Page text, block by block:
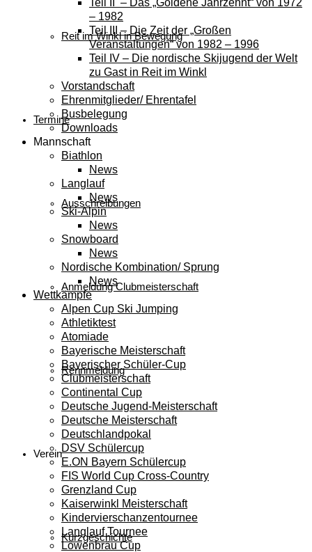
Reit im Winkl in Bewegung
Termine
Ausschreibungen
Anmeldung Clubmeisterschaft
Rennmeldung
Verein
Kurzgeschichte
Teil II – Das „Goldene Jahrzehnt“ von 1972
– 1982
Teil III – Die Zeit der „Großen
Veranstaltungen“ von 1982 – 1996
Teil IV – Die nordische Skijugend der Welt
zu Gast in Reit im Winkl
Vorstandschaft
Ehrenmitglieder/ Ehrentafel
Busbelegung
Downloads
Mannschaft
Biathlon
News
Langlauf
News
Ski-Alpin
News
Snowboard
News
Nordische Kombination/ Sprung
News
Wettkämpfe
Alpen Cup Ski Jumping
Athletiktest
Atomiade
Bayerische Meisterschaft
Bayerischer Schüler-Cup
Clubmeisterschaft
Continental Cup
Deutsche Jugend-Meisterschaft
Deutsche Meisterschaft
Deutschlandpokal
DSV Schülercup
E.ON Bayern Schülercup
FIS World Cup Cross-Country
Grenzland Cup
Kaiserwinkl Meisterschaft
Kindervierschanzentournee
Langlauf Tournee
Löwenbräu Cup